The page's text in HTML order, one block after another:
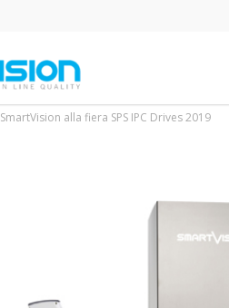
SmartVision alla fiera SPS IPC Drives 2019